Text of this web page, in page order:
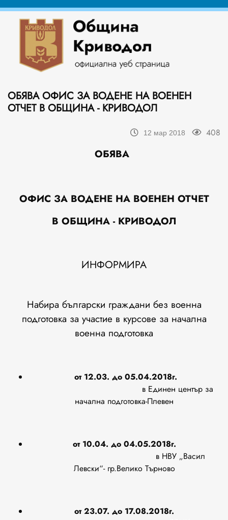
ОБЯВА ОФИС ЗА ВОДЕНЕ НА ВОЕНЕН
ОТЧЕТ В ОБЩИНА - КРИВОДОЛ
12 мар 2018 408
ОБЯВА
ОФИС ЗА ВОДЕНЕ НА ВОЕНЕН ОТЧЕТ
В ОБЩИНА - КРИВОДОЛ
ИНФОРМИРА
Набира български граждани без военна
подготовка за участие в курсове за начална
военна подготовка
от 12.03. до 05.04.2018г.
в Единен център за
начална подготовка-Плевен
от 10.04. до 04.05.2018г.
в НВУ „Васил
Левски“- гр.Велико Търново
от 23.07. до 17.08.2018г.